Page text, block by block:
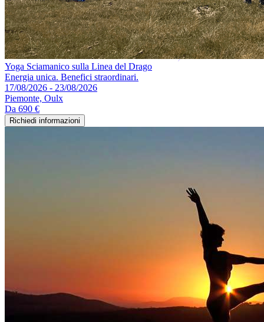
Yoga Sciamanico sulla Linea del Drago
Energia unica. Benefici straordinari.
17/08/2026 - 23/08/2026
Piemonte, Oulx
Da 690 €
Richiedi informazioni